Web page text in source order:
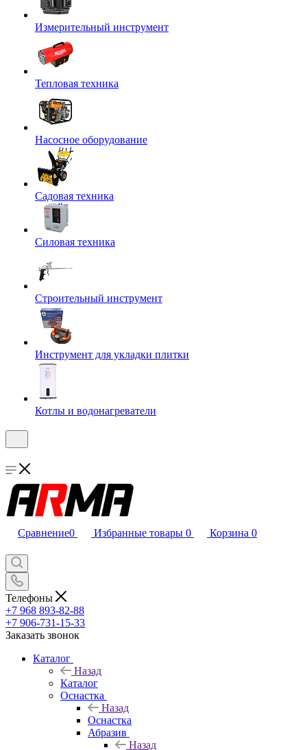
Измерительный инструмент
Тепловая техника
Насосное оборудование
Садовая техника
Силовая техника
Строительный инструмент
Инструмент для укладки плитки
Котлы и водонагреватели
Сравнение0 Избранные товары 0 Корзина 0
Телефоны
+7 968 893-82-88
+7 906-731-15-33
Заказать звонок
Каталог
Назад
Каталог
Оснастка
Назад
Оснастка
Абразив
Назад